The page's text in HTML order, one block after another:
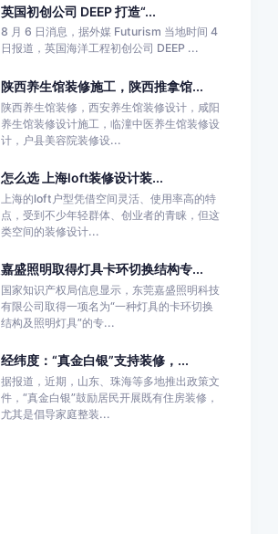
英国初创公司 DEEP 打造“...
8 月 6 日消息，据外媒 Futurism 当地时间 4
日报道，英国海洋工程初创公司 DEEP ...
陕西养生馆装修施工，陕西推拿馆...
陕西养生馆装修，西安养生馆装修设计，咸阳
养生馆装修设计施工，临潼中医养生馆装修设
计，户县美容院装修设...
怎么选 上海loft装修设计装...
上海的loft户型凭借空间灵活、使用率高的特
点，受到不少年轻群体、创业者的青睐，但这
类空间的装修设计...
嘉盛照明取得灯具卡环切换结构专...
国家知识产权局信息显示，东莞嘉盛照明科技
有限公司取得一项名为“一种灯具的卡环切换
结构及照明灯具”的专...
经纬度：“真金白银”支持装修，...
据报道，近期，山东、珠海等多地推出政策文
件，“真金白银”鼓励居民开展既有住房装修，
尤其是倡导家庭整装...